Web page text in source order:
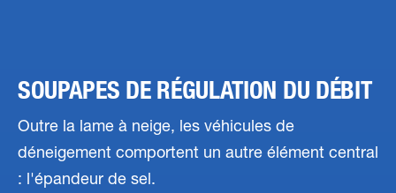
SOUPAPES DE RÉGULATION DU DÉBIT
Outre la lame à neige, les véhicules de
déneigement comportent un autre élément central
: l'épandeur de sel.